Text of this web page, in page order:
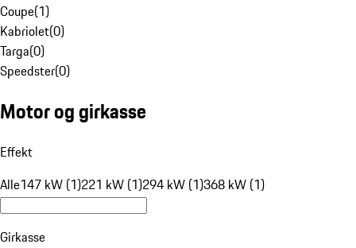
Coupe(1)
Kabriolet(0)
Targa(0)
Speedster(0)
Motor og girkasse
Effekt
Alle147 kW (1)221 kW (1)294 kW (1)368 kW (1)
Girkasse